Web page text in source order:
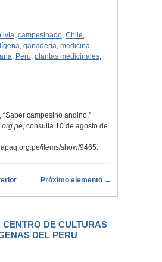
, campesinado, Chile,
, ganadería, medicina
, Perú, plantas medicinales,
“Saber campesino andino,”
, consulta 10 de agosto de
items/show/9465.
Próximo elemento →
DE CULTURAS
DEL PERU